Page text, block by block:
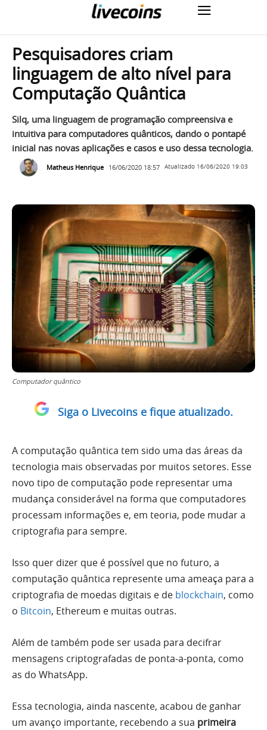
Pesquisadores criam
linguagem de alto nível para
Computação Quântica
Silq, uma linguagem de programação compreensiva e
intuitiva para computadores quânticos, dando o pontapé
inicial nas novas aplicações e casos e uso dessa tecnologia.
Matheus Henrique 16/06/2020 18:57 Atualizado 16/06/2020 19:03
Computador quântico
Siga o Livecoins e fique atualizado.
A computação quântica tem sido uma das áreas da
tecnologia mais observadas por muitos setores. Esse
novo tipo de computação pode representar uma
mudança considerável na forma que computadores
processam informações e, em teoria, pode mudar a
criptografia para sempre.
Isso quer dizer que é possível que no futuro, a
computação quântica represente uma ameaça para a
criptografia de moedas digitais e de blockchain, como
o Bitcoin, Ethereum e muitas outras.
Além de também pode ser usada para decifrar
mensagens criptografadas de ponta-a-ponta, como
as do WhatsApp.
Essa tecnologia, ainda nascente, acabou de ganhar
um avanço importante, recebendo a sua primeira